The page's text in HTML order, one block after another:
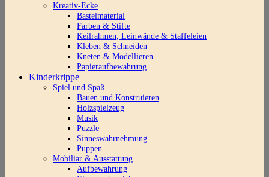
Kreativ-Ecke
Bastelmaterial
Farben & Stifte
Keilrahmen, Leinwände & Staffeleien
Kleben & Schneiden
Kneten & Modellieren
Papieraufbewahrung
Kinderkrippe
Spiel und Spaß
Bauen und Konstruieren
Holzspielzeug
Musik
Puzzle
Sinneswahrnehmung
Puppen
Mobiliar & Ausstattung
Aufbewahrung